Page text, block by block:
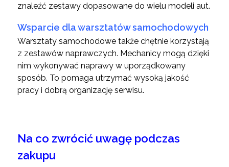
znaleźć zestawy dopasowane do wielu modeli aut.
Wsparcie dla warsztatów samochodowych
Warsztaty samochodowe także chętnie korzystają
z zestawów naprawczych. Mechanicy mogą dzięki
nim wykonywać naprawy w uporządkowany
sposób. To pomaga utrzymać wysoką jakość
pracy i dobrą organizację serwisu.
Na co zwrócić uwagę podczas
zakupu